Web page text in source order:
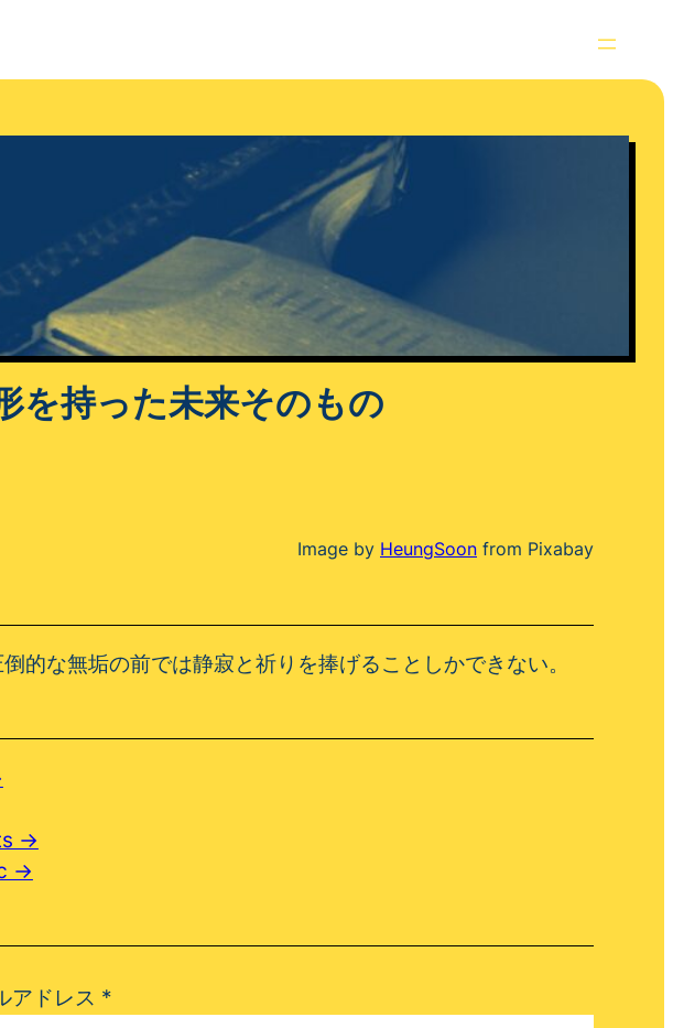
を持った未来そのもの
Image by HeungSoon from Pixabay
的な無垢の前では静寂と祈りを捧げることしかできない。
→
→
アドレス *